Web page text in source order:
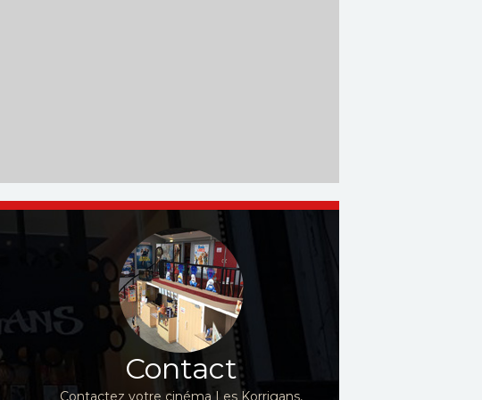
Contact
Contactez votre cinéma Les Korrigans,